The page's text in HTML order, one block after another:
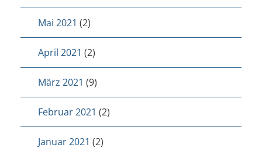
Mai 2021 (2)
April 2021 (2)
März 2021 (9)
Februar 2021 (2)
Januar 2021 (2)